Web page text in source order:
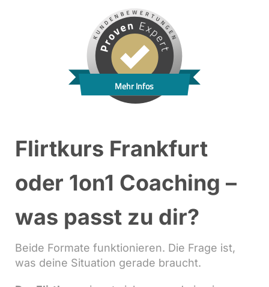
Mehr Infos
Flirtkurs Frankfurt
oder 1on1 Coaching –
was passt zu dir?
Beide Formate funktionieren. Die Frage ist,
was deine Situation gerade braucht.